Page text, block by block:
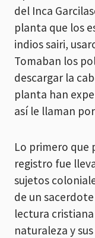
del Inca
planta que los
indios sairi,
Tomaban los
descargar la
planta han
así le llaman
Lo primero que
registro fue
sujetos
de un
lectura
naturaleza y